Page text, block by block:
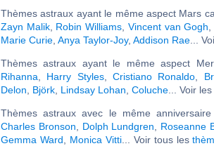
Thèmes astraux ayant le même aspect Mars
Zayn Malik, Robin Williams Vincent van Gogh
Marie Curie Anya Taylor-Joy, Addison Rae ...
Thèmes astraux ayant le même aspect
Rihanna
Harry Styles,Cristiano Ronaldo
Delon
Björk Lindsay Lohan Coluche ... Voir les
Thèmes astraux avec le même
Charles Bronson
Dolph Lundgren Roseanne
Gemma Ward
Monica Vitti... Voir tous les